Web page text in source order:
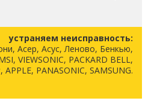
устраняем неисправность:
Асер, Асус, Леново, Бенкью,
VIEWSONIC, PACKARD BELL,
APPLE, PANASONIC, SAMSUNG.